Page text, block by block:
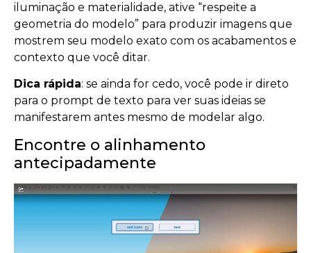
iluminação e materialidade, ative “respeite a
geometria do modelo” para produzir imagens que
mostrem seu modelo exato com os acabamentos e
contexto que você ditar.
Dica rápida: se ainda for cedo, você pode ir direto
para o prompt de texto para ver suas ideias se
manifestarem antes mesmo de modelar algo.
Encontre o alinhamento
antecipadamente